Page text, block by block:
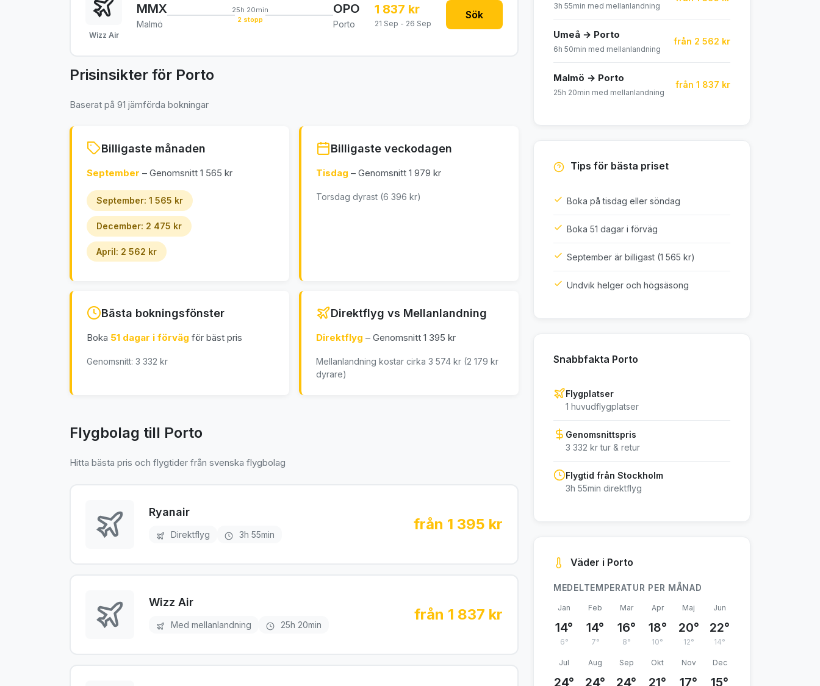
Wizz Air
MMX
Malmö
25h 20min
2 stopp
OPO
Porto
1 837 kr
21 Sep - 26 Sep
Sök
Prisinsikter för Porto
Baserat på 91 jämförda bokningar
Billigaste månaden
September – Genomsnitt 1 565 kr
September: 1 565 kr
December: 2 475 kr
April: 2 562 kr
Billigaste veckodagen
Tisdag – Genomsnitt 1 979 kr
Torsdag dyrast (6 396 kr)
Bästa bokningsfönster
Boka 51 dagar i förväg för bäst pris
Genomsnitt: 3 332 kr
Direktflyg vs Mellanlandning
Direktflyg – Genomsnitt 1 395 kr
Mellanlandning kostar cirka 3 574 kr (2 179 kr
dyrare)
Flygbolag till Porto
Hitta bästa pris och flygtider från svenska flygbolag
Ryanair
Direktflyg 3h 55min
från 1 395 kr
Wizz Air
Med mellanlandning 25h 20min
från 1 837 kr
3h 55min med mellanlandning
Umeå → Porto
6h 50min med mellanlandning
från 2 562 kr
Malmö → Porto
25h 20min med mellanlandning
från 1 837 kr
Tips för bästa priset
Boka på tisdag eller söndag
Boka 51 dagar i förväg
September är billigast (1 565 kr)
Undvik helger och högsäsong
Snabbfakta Porto
Flygplatser
1 huvudflygplatser
Genomsnittspris
3 332 kr tur & retur
Flygtid från Stockholm
3h 55min direktflyg
Väder i Porto
MEDELTEMPERATUR PER MÅNAD
Jan
14°
6°
Feb
14°
7°
Mar
16°
8°
Apr
18°
10°
Maj
20°
12°
Jun
22°
14°
Jul
24°
Aug
24°
Sep
24°
Okt
21°
Nov
17°
Dec
15°